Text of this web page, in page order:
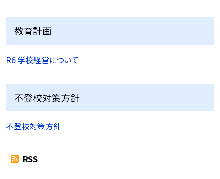
教育計画
R6 学校経営について
不登校対策方針
不登校対策方針
RSS